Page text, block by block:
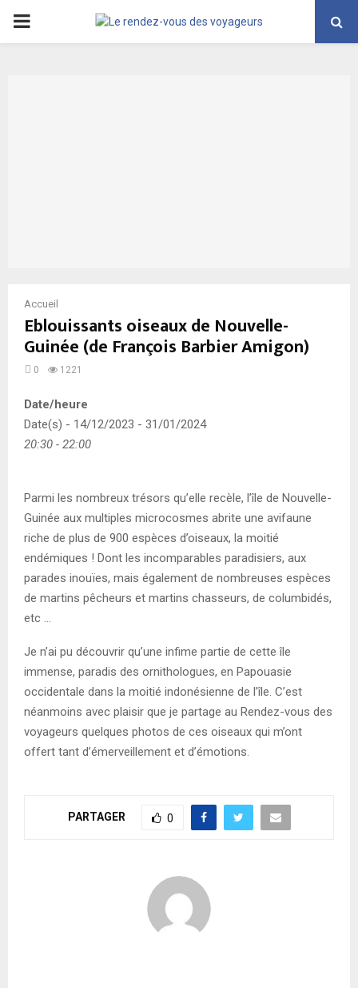
PRIMARY
Accueil
Eblouissants oiseaux de Nouvelle-
Guinée (de François Barbier Amigon)
0 1221
Date/heure
Date(s) - 14/12/2023 - 31/01/2024
20:30 - 22:00
Parmi les nombreux trésors qu’elle recèle, l’île de Nouvelle-
Guinée aux multiples microcosmes abrite une avifaune
riche de plus de 900 espèces d’oiseaux, la moitié
endémiques ! Dont les incomparables paradisiers, aux
parades inouïes, mais également de nombreuses espèces
de martins pêcheurs et martins chasseurs, de columbidés,
etc …
Je n’ai pu découvrir qu’une infime partie de cette île
immense, paradis des ornithologues, en Papouasie
occidentale dans la moitié indonésienne de l’île. C’est
néanmoins avec plaisir que je partage au Rendez-vous des
voyageurs quelques photos de ces oiseaux qui m’ont
offert tant d’émerveillement et d’émotions.
PARTAGER 0